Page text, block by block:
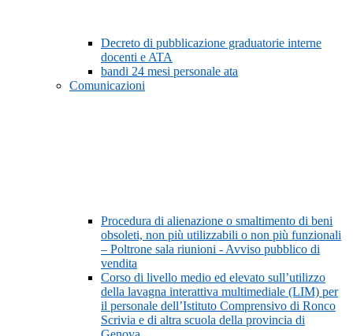
Decreto di pubblicazione graduatorie interne
docenti e ATA
bandi 24 mesi personale ata
Comunicazioni
Procedura di alienazione o smaltimento di beni
obsoleti, non più utilizzabili o non più funzionali
– Poltrone sala riunioni - Avviso pubblico di
vendita
Corso di livello medio ed elevato sull’utilizzo
della lavagna interattiva multimediale (LIM) per
il personale dell’Istituto Comprensivo di Ronco
Scrivia e di altra scuola della provincia di